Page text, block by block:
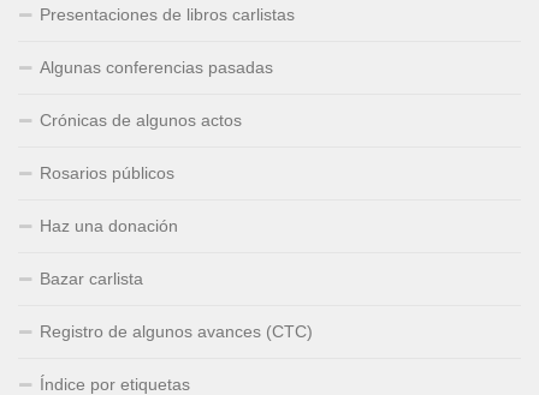
Presentaciones de libros carlistas
Algunas conferencias pasadas
Crónicas de algunos actos
Rosarios públicos
Haz una donación
Bazar carlista
Registro de algunos avances (CTC)
Índice por etiquetas